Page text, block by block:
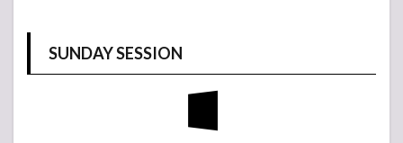
SUNDAY SESSION